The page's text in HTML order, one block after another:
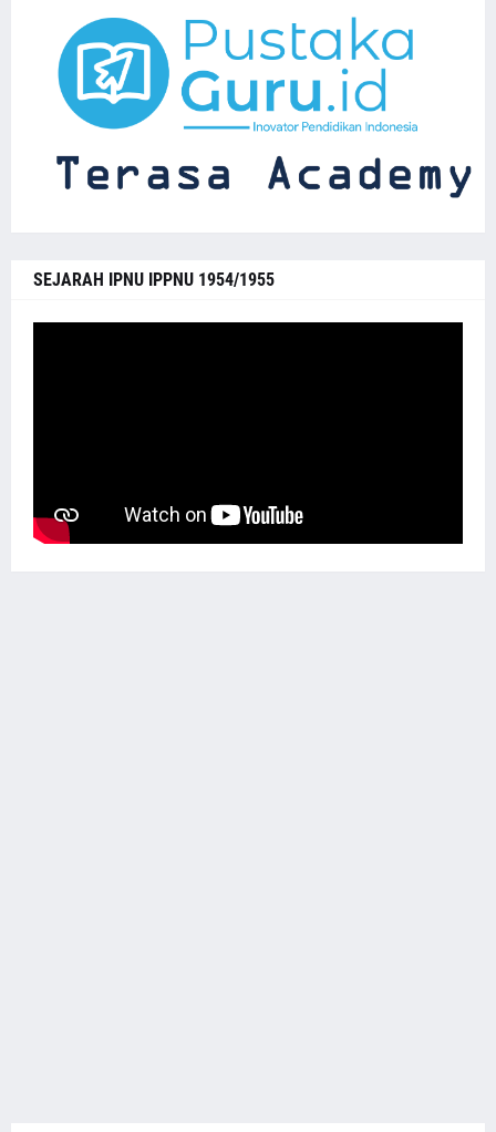
SEJARAH IPNU IPPNU 1954/1955